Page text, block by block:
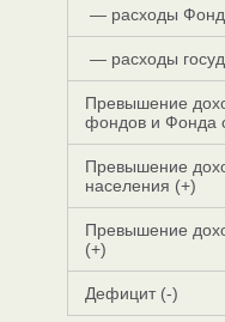
— расходы
— расходы
Превышение
фондов и Фонда
Превышение
населения (+)
Превышение
(+)
Дефицит (-)